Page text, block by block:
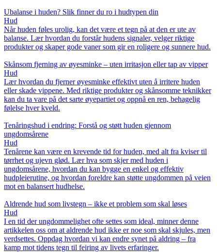
Ubalanse i huden? Slik finner du ro i hudtypen din
Hud
Når huden føles urolig, kan det være et tegn på at den er ute av
balanse. Lær hvordan du forstår hudens signaler, velger riktige
produkter og skaper gode vaner som gir en roligere og sunnere hud.
Skånsom fjerning av øyesminke – uten irritasjon eller tap av vipper
Hud
Lær hvordan du fjerner øyesminke effektivt uten å irritere huden
eller skade vippene. Med riktige produkter og skånsomme teknikker
kan du ta vare på det sarte øyepartiet og oppnå en ren, behagelig
følelse hver kveld.
Tenåringshud i endring: Forstå og støtt huden gjennom
ungdomsårene
Hud
Tenårene kan være en krevende tid for huden, med alt fra kviser til
tørrhet og ujevn glød. Lær hva som skjer med huden i
ungdomsårene, hvordan du kan bygge en enkel og effektiv
hudpleierutine, og hvordan foreldre kan støtte ungdommen på veien
mot en balansert hudhelse.
Aldrende hud som livstegn – ikke et problem som skal løses
Hud
I en tid der ungdommelighet ofte settes som ideal, minner denne
artikkelen oss om at aldrende hud ikke er noe som skal skjules, men
verdsettes. Oppdag hvordan vi kan endre synet på aldring – fra
kamp mot tidens tegn til feiring av livets erfaringer.